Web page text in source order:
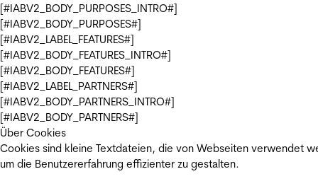
[#IABV2_BODY_PURPOSES_INTRO#]
[#IABV2_BODY_PURPOSES#]
[#IABV2_LABEL_FEATURES#]
[#IABV2_BODY_FEATURES_INTRO#]
[#IABV2_BODY_FEATURES#]
[#IABV2_LABEL_PARTNERS#]
[#IABV2_BODY_PARTNERS_INTRO#]
[#IABV2_BODY_PARTNERS#]
Über Cookies
Cookies sind kleine Textdateien, die von Webseiten verwendet
um die Benutzererfahrung effizienter zu gestalten.